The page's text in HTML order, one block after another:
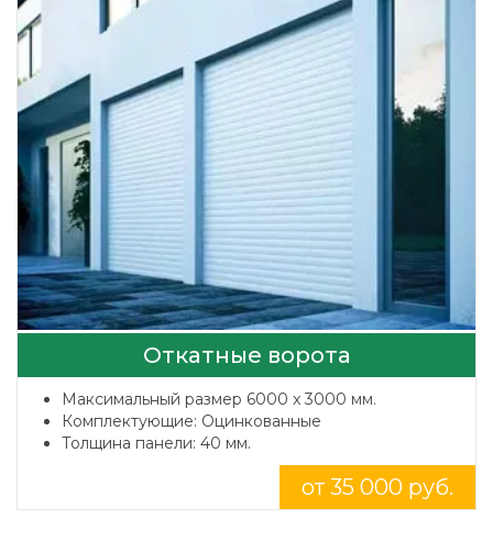
Откатные ворота
Максимальный размер 6000 x 3000 мм.
Комплектующие: Оцинкованные
Толщина панели: 40 мм.
от 35 000 руб.